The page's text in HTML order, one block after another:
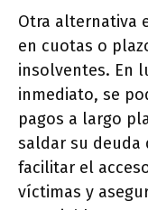
Otra alternativa
en cuotas o
insolventes. En
inmediato, se
pagos a largo
saldar su deuda
facilitar el
víctimas y